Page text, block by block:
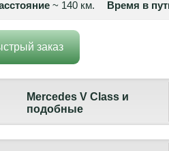
~ 140 км. Время в
заказ
Mercedes V Class и
подобные